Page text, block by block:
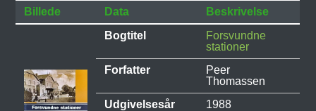
Billede
Data
Beskrivelse
Bogtitel
Forsvundne
stationer
Forfatter
Peer
Thomassen
Udgivelsesår
1988